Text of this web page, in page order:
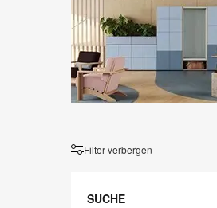
Filter verbergen
SUCHE